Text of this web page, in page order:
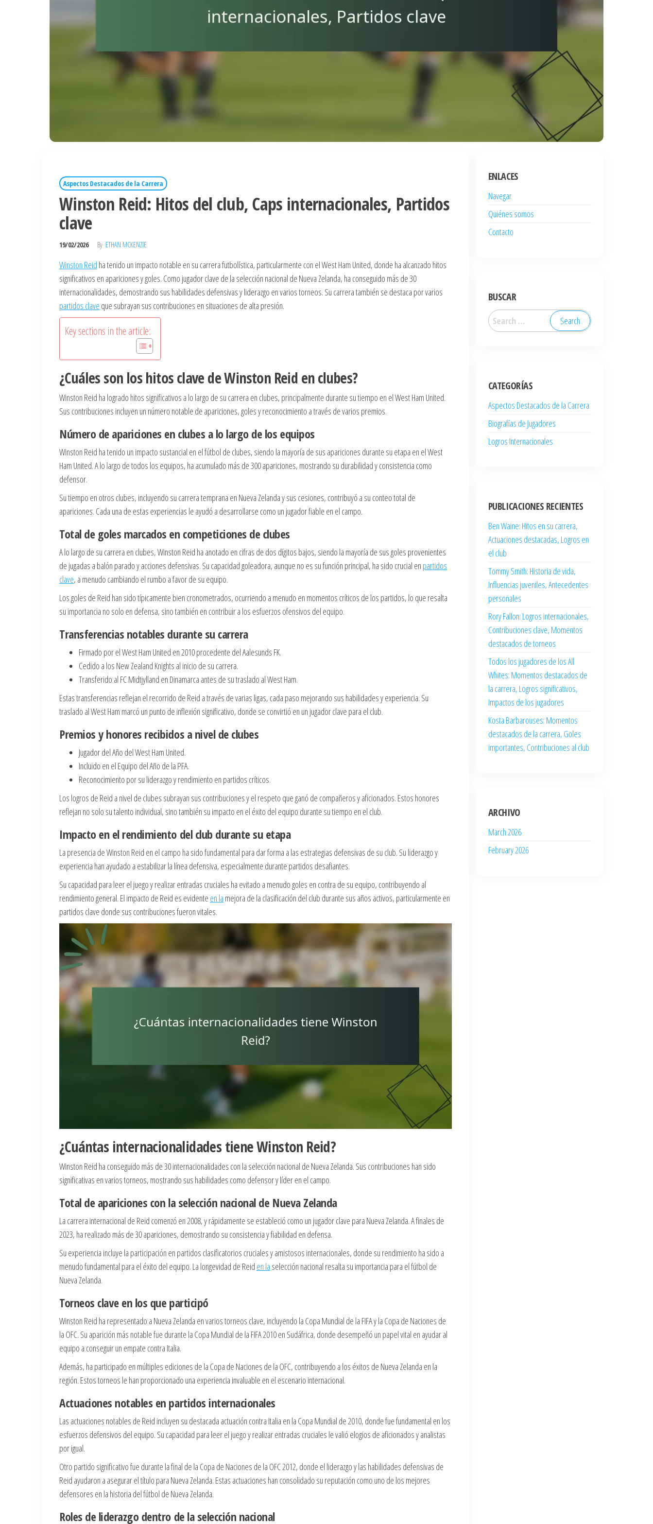
Aspectos Destacados de la Carrera
Winston Reid: Hitos del club, Caps internacionales, Partidos
clave
19/02/2026 By ETHAN MCKENZIE
Winston Reid ha tenido un impacto notable en su carrera futbolística, particularmente con el West Ham United, donde ha alcanzado hitos
significativos en apariciones y goles. Como jugador clave de la selección nacional de Nueva Zelanda, ha conseguido más de 30
internacionalidades, demostrando sus habilidades defensivas y liderazgo en varios torneos. Su carrera también se destaca por varios
partidos clave que subrayan sus contribuciones en situaciones de alta presión.
Key sections in the article:
¿Cuáles son los hitos clave de Winston Reid en clubes?
Winston Reid ha logrado hitos significativos a lo largo de su carrera en clubes, principalmente durante su tiempo en el West Ham United.
Sus contribuciones incluyen un número notable de apariciones, goles y reconocimiento a través de varios premios.
Número de apariciones en clubes a lo largo de los equipos
Winston Reid ha tenido un impacto sustancial en el fútbol de clubes, siendo la mayoría de sus apariciones durante su etapa en el West
Ham United. A lo largo de todos los equipos, ha acumulado más de 300 apariciones, mostrando su durabilidad y consistencia como
defensor.
Su tiempo en otros clubes, incluyendo su carrera temprana en Nueva Zelanda y sus cesiones, contribuyó a su conteo total de
apariciones. Cada una de estas experiencias le ayudó a desarrollarse como un jugador fiable en el campo.
Total de goles marcados en competiciones de clubes
A lo largo de su carrera en clubes, Winston Reid ha anotado en cifras de dos dígitos bajos, siendo la mayoría de sus goles provenientes
de jugadas a balón parado y acciones defensivas. Su capacidad goleadora, aunque no es su función principal, ha sido crucial en partidos
clave, a menudo cambiando el rumbo a favor de su equipo.
Los goles de Reid han sido típicamente bien cronometrados, ocurriendo a menudo en momentos críticos de los partidos, lo que resalta
su importancia no solo en defensa, sino también en contribuir a los esfuerzos ofensivos del equipo.
Transferencias notables durante su carrera
Firmado por el West Ham United en 2010 procedente del Aalesunds FK.
Cedido a los New Zealand Knights al inicio de su carrera.
Transferido al FC Midtjylland en Dinamarca antes de su traslado al West Ham.
Estas transferencias reflejan el recorrido de Reid a través de varias ligas, cada paso mejorando sus habilidades y experiencia. Su
traslado al West Ham marcó un punto de inflexión significativo, donde se convirtió en un jugador clave para el club.
Premios y honores recibidos a nivel de clubes
Jugador del Año del West Ham United.
Incluido en el Equipo del Año de la PFA.
Reconocimiento por su liderazgo y rendimiento en partidos críticos.
Los logros de Reid a nivel de clubes subrayan sus contribuciones y el respeto que ganó de compañeros y aficionados. Estos honores
reflejan no solo su talento individual, sino también su impacto en el éxito del equipo durante su tiempo en el club.
Impacto en el rendimiento del club durante su etapa
La presencia de Winston Reid en el campo ha sido fundamental para dar forma a las estrategias defensivas de su club. Su liderazgo y
experiencia han ayudado a estabilizar la línea defensiva, especialmente durante partidos desafiantes.
Su capacidad para leer el juego y realizar entradas cruciales ha evitado a menudo goles en contra de su equipo, contribuyendo al
rendimiento general. El impacto de Reid es evidente en la mejora de la clasificación del club durante sus años activos, particularmente en
partidos clave donde sus contribuciones fueron vitales.
¿Cuántas internacionalidades tiene Winston Reid?
Winston Reid ha conseguido más de 30 internacionalidades con la selección nacional de Nueva Zelanda. Sus contribuciones han sido
significativas en varios torneos, mostrando sus habilidades como defensor y líder en el campo.
Total de apariciones con la selección nacional de Nueva Zelanda
La carrera internacional de Reid comenzó en 2008, y rápidamente se estableció como un jugador clave para Nueva Zelanda. A finales de
2023, ha realizado más de 30 apariciones, demostrando su consistencia y fiabilidad en defensa.
Su experiencia incluye la participación en partidos clasificatorios cruciales y amistosos internacionales, donde su rendimiento ha sido a
menudo fundamental para el éxito del equipo. La longevidad de Reid en la selección nacional resalta su importancia para el fútbol de
Nueva Zelanda.
Torneos clave en los que participó
Winston Reid ha representado a Nueva Zelanda en varios torneos clave, incluyendo la Copa Mundial de la FIFA y la Copa de Naciones de
la OFC. Su aparición más notable fue durante la Copa Mundial de la FIFA 2010 en Sudáfrica, donde desempeñó un papel vital en ayudar al
equipo a conseguir un empate contra Italia.
Además, ha participado en múltiples ediciones de la Copa de Naciones de la OFC, contribuyendo a los éxitos de Nueva Zelanda en la
región. Estos torneos le han proporcionado una experiencia invaluable en el escenario internacional.
Actuaciones notables en partidos internacionales
Las actuaciones notables de Reid incluyen su destacada actuación contra Italia en la Copa Mundial de 2010, donde fue fundamental en los
esfuerzos defensivos del equipo. Su capacidad para leer el juego y realizar entradas cruciales le valió elogios de aficionados y analistas
por igual.
Otro partido significativo fue durante la final de la Copa de Naciones de la OFC 2012, donde el liderazgo y las habilidades defensivas de
Reid ayudaron a asegurar el título para Nueva Zelanda. Estas actuaciones han consolidado su reputación como uno de los mejores
defensores en la historia del fútbol de Nueva Zelanda.
Roles de liderazgo dentro de la selección nacional
ENLACES
Navegar
Quiénes somos
Contacto
BUSCAR
Search
for:
CATEGORÍAS
Aspectos Destacados de la Carrera
Biografías de Jugadores
Logros Internacionales
PUBLICACIONES RECIENTES
Ben Waine: Hitos en su carrera,
Actuaciones destacadas, Logros en
el club
Tommy Smith: Historia de vida,
Influencias juveniles, Antecedentes
personales
Rory Fallon: Logros internacionales,
Contribuciones clave, Momentos
destacados de torneos
Todos los jugadores de los All
Whites: Momentos destacados de
la carrera, Logros significativos,
Impactos de los jugadores
Kosta Barbarouses: Momentos
destacados de la carrera, Goles
importantes, Contribuciones al club
ARCHIVO
March 2026
February 2026